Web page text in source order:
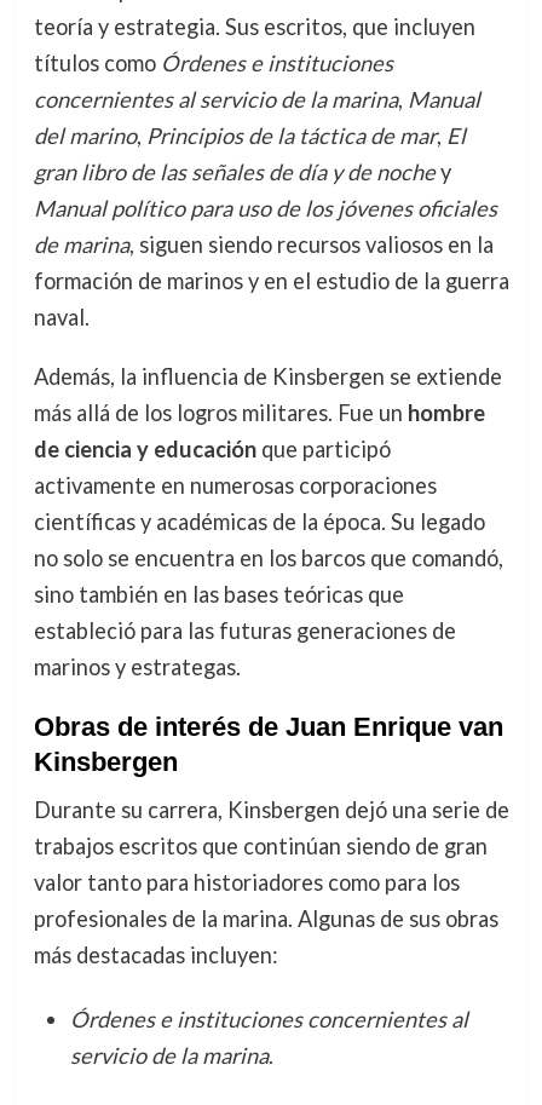
teoría y estrategia. Sus escritos, que incluyen
títulos como Órdenes e instituciones
concernientes al servicio de la marina, Manual
del marino, Principios de la táctica de mar, El
gran libro de las señales de día y de nochey
Manual político para uso de los jóvenes oficiales
de marina, siguen siendo recursos valiosos en la
formación de marinos y en el estudio de la guerra
naval.
Además, la influencia de Kinsbergen se extiende
más allá de los logros militares. Fue un hombre
de ciencia y educaciónque participó
activamente en numerosas corporaciones
científicas y académicas de la época. Su legado
no solo se encuentra en los barcos que comandó,
sino también en las bases teóricas que
estableció para las futuras generaciones de
marinos y estrategas.
Obras de interés de Juan Enrique van
Kinsbergen
Durante su carrera, Kinsbergen dejó una serie de
trabajos escritos que continúan siendo de gran
valor tanto para historiadores como para los
profesionales de la marina. Algunas de sus obras
más destacadas incluyen:
Órdenes e instituciones concernientes al
servicio de la marina.